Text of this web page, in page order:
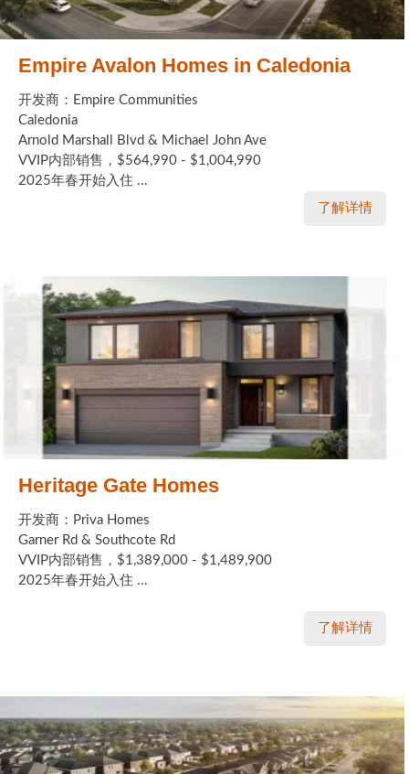
Empire Avalon Homes in Caledonia
开发商：Empire Communities
Caledonia
Arnold Marshall Blvd & Michael John Ave
VVIP内部销售，$564,990 - $1,004,990
2025年春开始入住 ...
了解详情
Heritage Gate Homes
开发商：Priva Homes
Garner Rd & Southcote Rd
VVIP内部销售，$1,389,000 - $1,489,900
2025年春开始入住 ...
了解详情